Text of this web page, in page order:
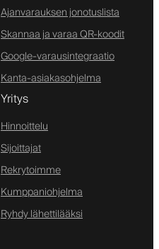
Ajanvarauksen jonotuslista
Skannaa ja varaa QR-koodit
Google-varausintegraatio
Kanta-asiakasohjelma
Yritys
Hinnoittelu
Sijoittajat
Rekrytoimme
Kumppaniohjelma
Ryhdy lähettilääksi